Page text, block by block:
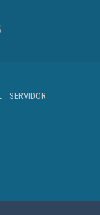
SERVIDOR